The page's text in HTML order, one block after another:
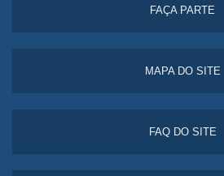
FAÇA PARTE
MAPA DO SITE
FAQ DO SITE